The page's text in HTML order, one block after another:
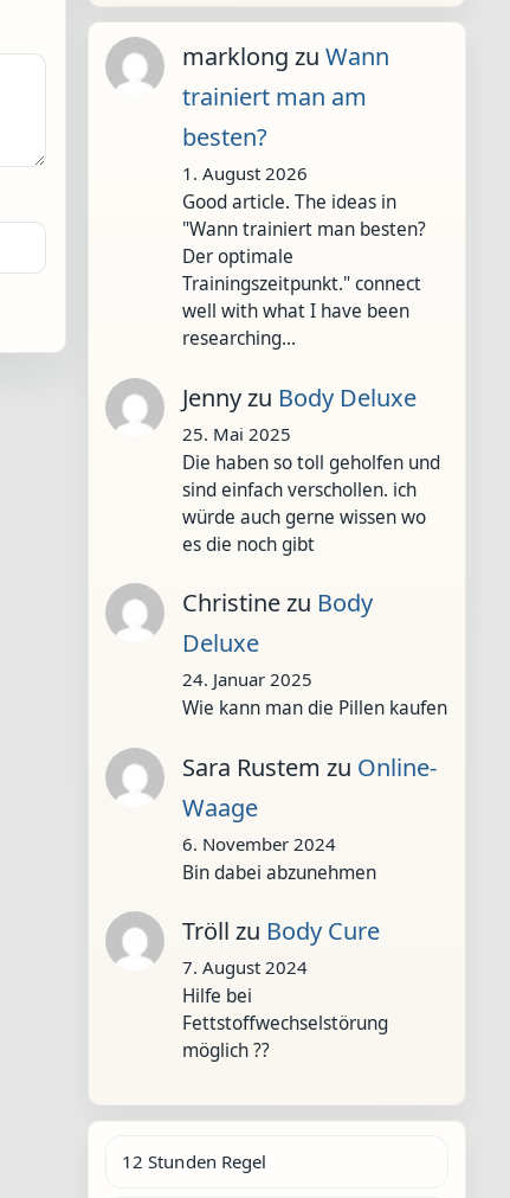
marklong zu Wann
trainiert man am
besten?
1. August 2026
Good article. The ideas in
"Wann trainiert man besten?
Der optimale
Trainingszeitpunkt." connect
well with what I have been
researching…
Jennyzu Body Deluxe
25. Mai 2025
Die haben so toll geholfen und
sind einfach verschollen. ich
würde auch gerne wissen wo
es die noch gibt
Christinezu Body
Deluxe
24. Januar 2025
Wie kann man die Pillen kaufen
Sara Rustem zu Online-
Waage
6. November 2024
Bin dabei abzunehmen
Tröll zu Body Cure
7. August 2024
Hilfe bei
Fettstoffwechselstörung
möglich ??
12 Stunden Regel